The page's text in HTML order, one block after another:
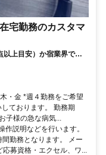
宅勤務のカスタマ
以上目安）か宿業界での
・金 *週４勤務をご希望
ております。 勤務期
子様の急な病気...
説明などを行います。
勤務となります。 メー
募資格・エクセル、ワ...